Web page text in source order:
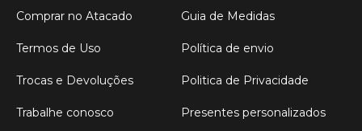
Comprar no Atacado Guia de Medidas
Termos de Uso Política de envio
Trocas e Devoluções Politica de Privacidade
Trabalhe conosco Presentes personalizados